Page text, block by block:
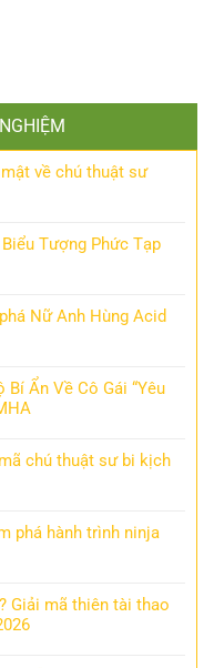
về chú thuật sư
Tượng Phức Tạp
Nữ Anh Hùng Acid
Ẩn Về Cô Gái “Yêu
chú thuật sư bi kịch
phá hành trình ninja
Giải mã thiên tài thao